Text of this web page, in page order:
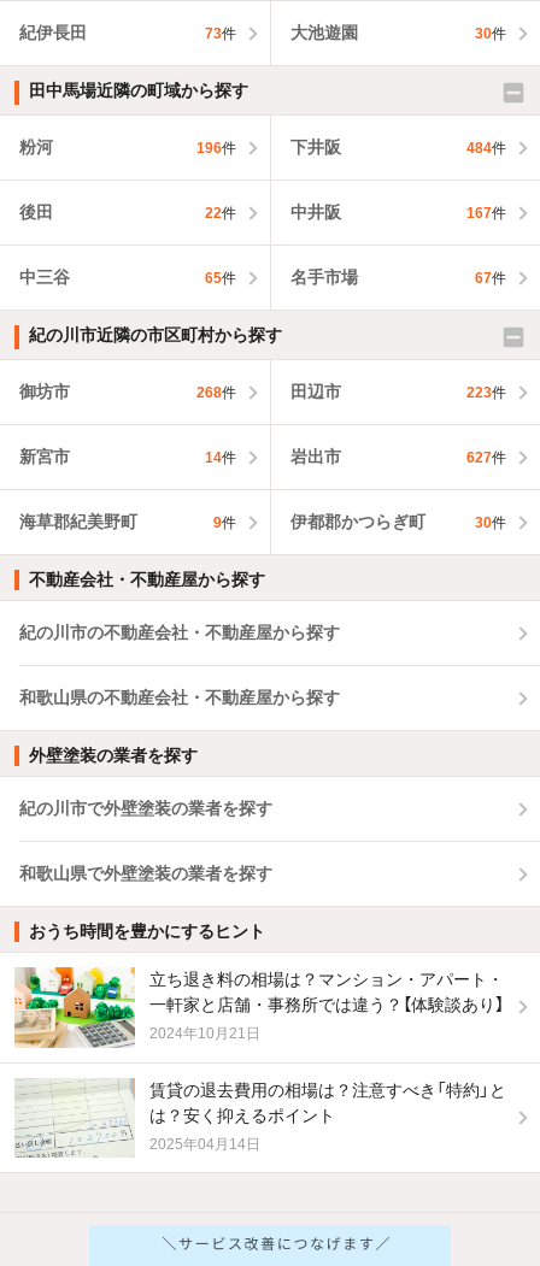
紀伊長田 73件 大池遊園 30件
田中馬場近隣の町域から探す
粉河 196件 下井阪 484件
後田 22件 中井阪 167件
中三谷 65件 名手市場 67件
紀の川市近隣の市区町村から探す
御坊市 268件 田辺市 223件
新宮市 14件 岩出市 627件
海草郡紀美野町 9件 伊都郡かつらぎ町 30件
不動産会社・不動産屋から探す
紀の川市の不動産会社・不動産屋から探す
和歌山県の不動産会社・不動産屋から探す
外壁塗装の業者を探す
紀の川市で外壁塗装の業者を探す
和歌山県で外壁塗装の業者を探す
おうち時間を豊かにするヒント
立ち退き料の相場は？マンション・アパート・
一軒家と店舗・事務所では違う？【体験談あり】
2024年10月21日
賃貸の退去費用の相場は？注意すべき「特約」と
は？安く抑えるポイント
2025年04月14日
他の人はこんな条件で絞り込んでいます！